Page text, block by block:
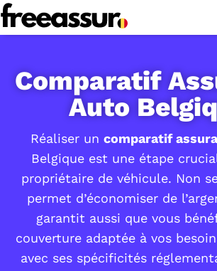
Comparatif
Auto
Réaliser un comparatif
Belgique est une étape
propriétaire de véhicule. Non
permet d’économiser de
garantit aussi que vous
couverture adaptée à vos
avec ses spécificités